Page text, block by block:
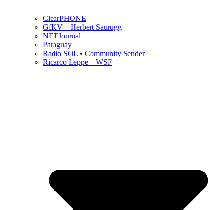
ClearPHONE
GfKV – Herbert Saurugg
NETJournal
Paraguay
Radio SOL • Community Sender
Ricarco Leppe – WSF